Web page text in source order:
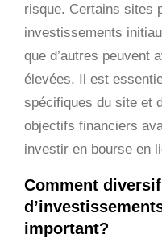
risque. Certains sites
investissements
que d’autres peuvent
élevées. Il est
spécifiques du site et
objectifs financiers
investir en bourse en
Comment
important?